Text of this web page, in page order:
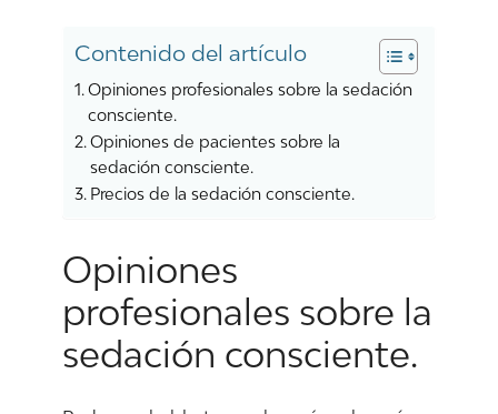
Contenido del artículo
Opiniones profesionales sobre la sedación
consciente.
Opiniones de pacientes sobre la
sedación consciente.
Precios de la sedación consciente.
Opiniones
profesionales sobre la
sedación consciente.